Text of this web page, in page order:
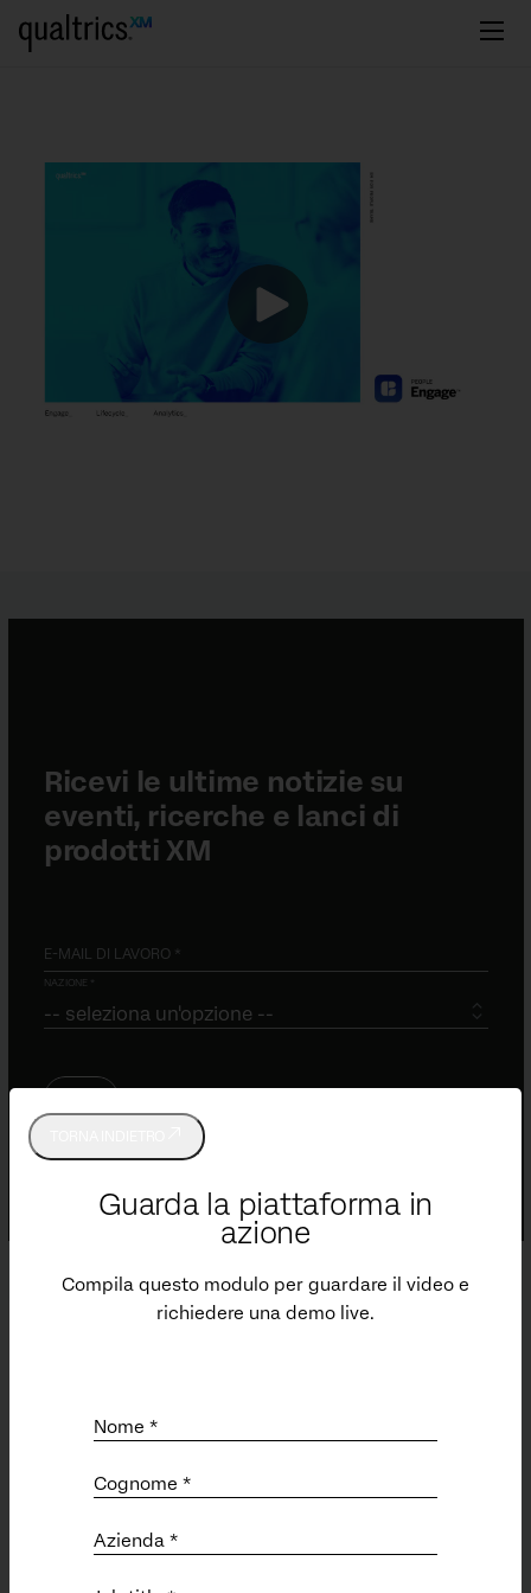
Passa al contenuto principale
Guarda la piattaforma in
azione
Compila questo modulo per guardare il video e
richiedere una demo live.
Nome *
Cognome *
Azienda *
Formazione (EN)
Servizi